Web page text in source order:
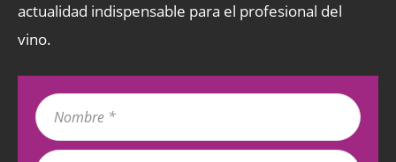
actualidad indispensable para el profesional del
vino.